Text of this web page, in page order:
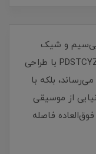
بی‌سیم و شیک
هستید؟ هدفون بی‌سیم پرودو مدل PDSTCYZ18 با طراحی
بلکه با
از موسیقی
فاصله